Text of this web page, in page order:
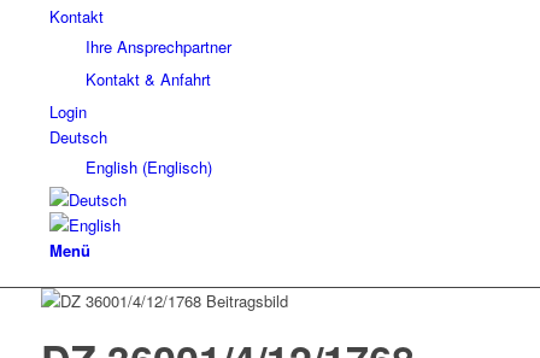
Kontakt
Ihre Ansprechpartner
Kontakt & Anfahrt
Login
Deutsch
English(Englisch)
Menü